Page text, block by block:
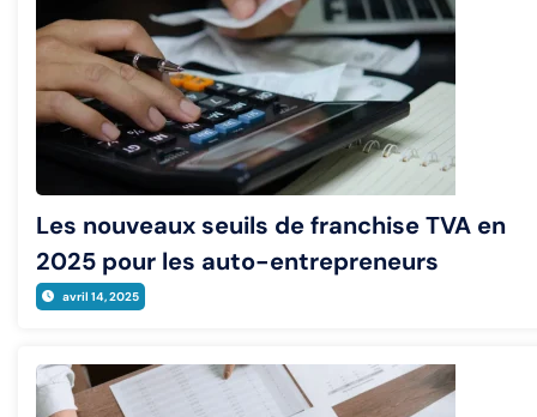
Les nouveaux seuils de franchise TVA en
2025 pour les auto-entrepreneurs
avril 14, 2025